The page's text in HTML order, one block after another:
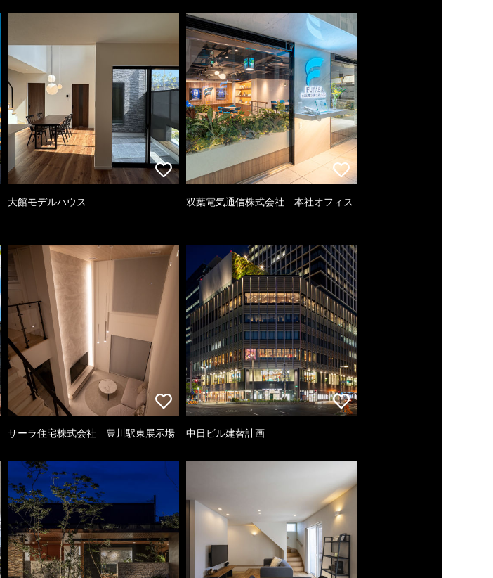
大館モデルハウス 双葉電気通信株式会社 本社オフィス
サーラ住宅株式会社 豊川駅東展示場 中日ビル建替計画